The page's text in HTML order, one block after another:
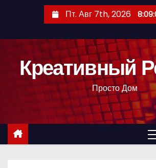
с
Пт. Авг 7th, 2026
Креативный
Просто Дом